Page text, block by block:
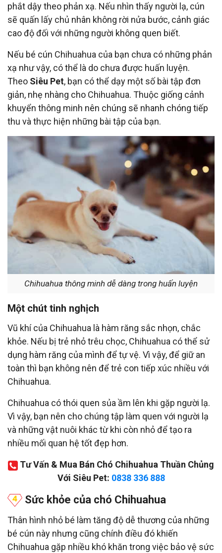
phắt dậy theo phản xạ. Nếu nhìn thấy người lạ, cún
sẽ quấn lấy chủ nhân không rời nửa bước, cảnh giác
cao độ đối với những người không quen biết.
Nếu bé cún Chihuahua của bạn chưa có những phản
xạ như vậy, có thể là do chưa được huấn luyện.
Theo Siêu Pet, bạn có thể dạy một số bài tập đơn
giản, nhẹ nhàng cho Chihuahua. Thuộc giống cảnh
khuyển thông minh nên chúng sẽ nhanh chóng tiếp
thu và thực hiện những bài tập của bạn.
Chihuahua thông minh dễ dàng trong huấn luyện
Một chút tinh nghịch
Vũ khí của Chihuahua là hàm răng sắc nhọn, chắc
khỏe. Nếu bị trẻ nhỏ trêu chọc, Chihuahua có thể sử
dụng hàm răng của mình để tự vệ. Vì vậy, để giữ an
toàn thì bạn không nên để trẻ con tiếp xúc nhiều với
Chihuahua.
Chihuahua có thói quen sủa ầm lên khi gặp người lạ.
Vì vậy, bạn nên cho chúng tập làm quen với người lạ
và những vật nuôi khác từ khi còn nhỏ để tạo ra
nhiều mối quan hệ tốt đẹp hơn.
Tư Vấn & Mua Bán Chó Chihuahua Thuần Chủng
Với Siêu Pet: 0838 336 888
Sức khỏe của chó Chihuahua
Thân hình nhỏ bé làm tăng độ dễ thương của những
bé cún này nhưng cũng chính điều đó khiến
Chihuahua gặp nhiều khó khăn trong việc bảo vệ sức